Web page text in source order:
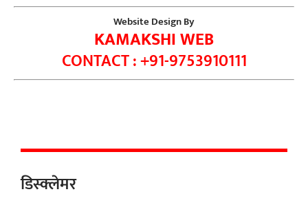
Website Design By
KAMAKSHI WEB
CONTACT : +91-9753910111
डिस्क्लेमर